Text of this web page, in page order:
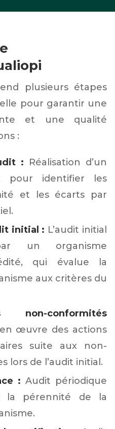
plusieurs étapes
pour garantir une
et une qualité
:
: Réalisation d’un
pour identifier les
et les écarts par
initial : L’audit initial
un organisme
qui évalue la
aux critères du
conformités
œuvre des actions
suite aux non-
lors de l’audit initial.
: Audit périodique
la pérennité de la